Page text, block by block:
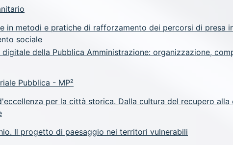
in metodi e pratiche di rafforzamento dei percorsi di presa
sociale
della Pubblica Amministrazione: organizzazione,
Pubblica - MP²
per la città storica. Dalla cultura del recupero alla
Il progetto di paesaggio nei territori vulnerabili